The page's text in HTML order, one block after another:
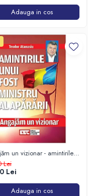
Adauga in cos
un vizionar - amintirile
ministru al Apărării
Lei
Lei
Adauga in cos